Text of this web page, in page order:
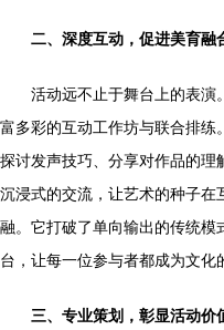
二、深度互动，促进美育融
活动远不止于舞台上的表演
富多彩的互动工作坊与联合排练
探讨发声技巧、分享对作品的
沉浸式的交流，让艺术的种子
融。它打破了单向输出的传统
台，让每一位参与者都成为文化
三、专业策划，彰显活动价